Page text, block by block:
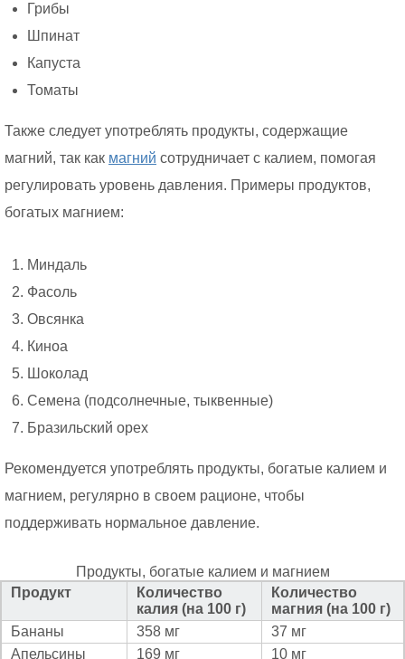
Грибы
Шпинат
Капуста
Томаты
Также следует употреблять продукты, содержащие
магний, так как магний сотрудничает с калием, помогая
регулировать уровень давления. Примеры продуктов,
богатых магнием:
Миндаль
Фасоль
Овсянка
Киноа
Шоколад
Семена (подсолнечные, тыквенные)
Бразильский орех
Рекомендуется употреблять продукты, богатые калием и
магнием, регулярно в своем рационе, чтобы
поддерживать нормальное давление.
Продукты, богатые калием и магнием
Продукт
Количество
калия (на 100 г)
Количество
магния (на 100 г)
Бананы
358 мг
37 мг
Апельсины
169 мг 10 мг